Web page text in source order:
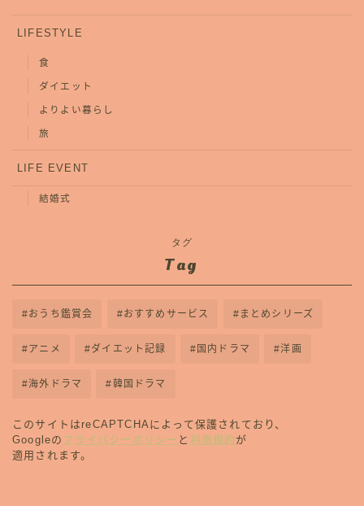
LIFESTYLE
食
ダイエット
よりよい暮らし
旅
LIFE EVENT
結婚式
タグ
Tag
おうち鑑賞会 おすすめサービス まとめシリーズ
アニメ ダイエット記録 国内ドラマ 洋画
海外ドラマ 韓国ドラマ
このサイトはreCAPTCHAによって保護されており、
Googleの プライバシーポリシー と 利用規約 が
適用されます。